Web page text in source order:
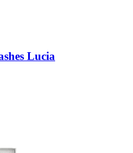
Lucia